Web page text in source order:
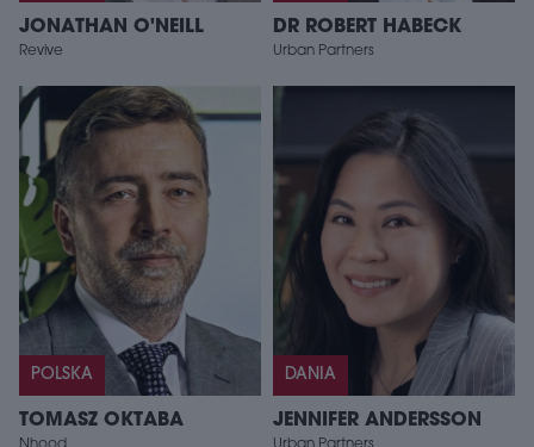
JONATHAN O'NEILL
Revive
DR ROBERT HABECK
Urban Partners
POLSKA
TOMASZ OKTABA
DANIA
JENNIFER ANDERSSON